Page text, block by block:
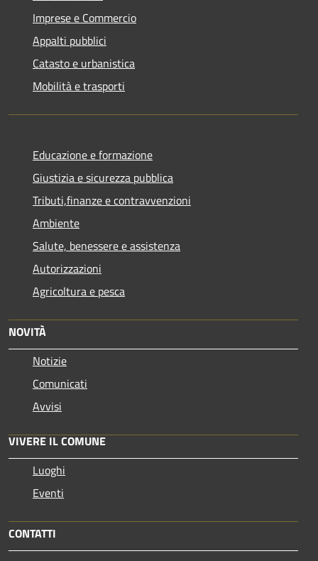
Imprese e Commercio
Appalti pubblici
Catasto e urbanistica
Mobilità e trasporti
Educazione e formazione
Giustizia e sicurezza pubblica
Tributi,finanze e contravvenzioni
Ambiente
Salute, benessere e assistenza
Autorizzazioni
Agricoltura e pesca
NOVITÀ
Notizie
Comunicati
Avvisi
VIVERE IL COMUNE
Luoghi
Eventi
CONTATTI